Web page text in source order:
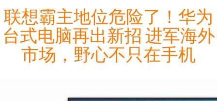
联想霸主地位危险了！华为
台式电脑再出新招 进军海外
市场，野心不只在手机